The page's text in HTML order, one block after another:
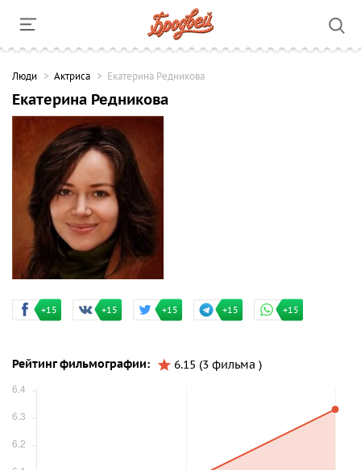
Люди Актриса Екатерина Редникова
Екатерина Редникова
+15 +15 +15 +15 +15
Рейтинг фильмографии: 6.15 (3 фильма )